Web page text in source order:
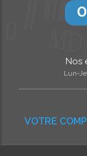
VOTRE
Nos
Lun-